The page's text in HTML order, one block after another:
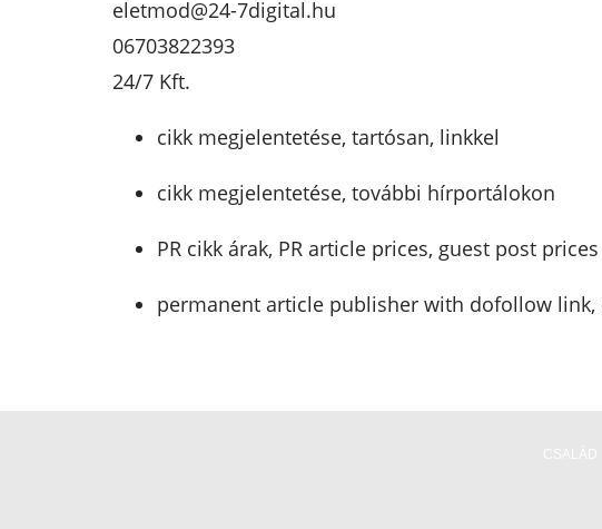
eletmod@24-7digital.hu
06703822393
24/7 Kft.
cikk megjelentetése, tartósan, linkkel
cikk megjelentetése, további hírportálokon
PR cikk árak, PR article prices, guest post prices
permanent article publisher with dofollow